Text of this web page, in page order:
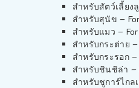
สำหรับสัตว์เลี้ยง
สำหรับสุนัข –
สำหรับแมว –
สำหรับกระต่าย
สำหรับกระรอก
สำหรับชินชิล่า –
สำหรับชูการ์ไกล